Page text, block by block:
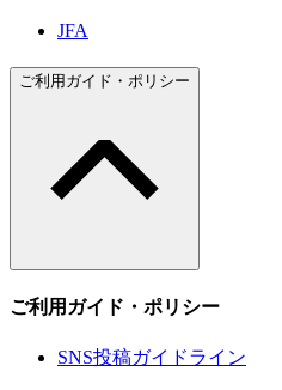
JFA
ご利用ガイド・ポリシー
ご利用ガイド・ポリシー
SNS投稿ガイドライン